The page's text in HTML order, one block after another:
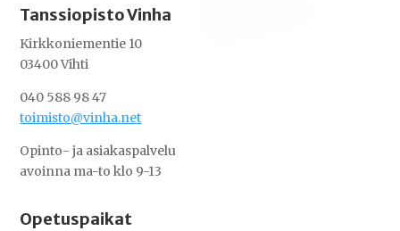
Tanssiopisto Vinha
Kirkkoniementie 10
03400 Vihti
040 588 98 47
toimisto@vinha.net
Opinto- ja asiakaspalvelu
avoinna ma-to klo 9-13
Opetuspaikat